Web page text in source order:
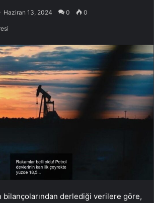
Haziran 13, 2024 0 0
bilançolarından derlediği verilere göre,